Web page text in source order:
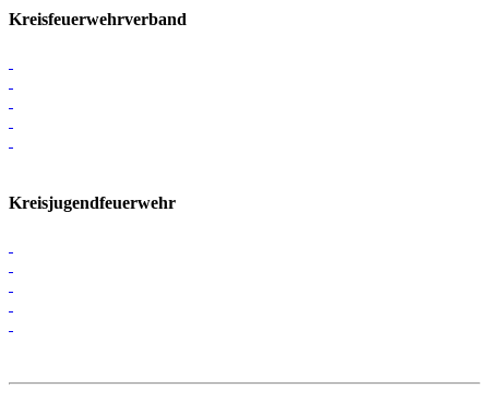
Kreisfeuerwehrverband
Kreisjugendfeuerwehr